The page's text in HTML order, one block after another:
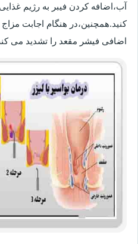
آب،اضافه کردن فیبر به رژیم
کنید.همچنین،در هنگام اجابت
اضافی فیشر مقعد را تشدید می